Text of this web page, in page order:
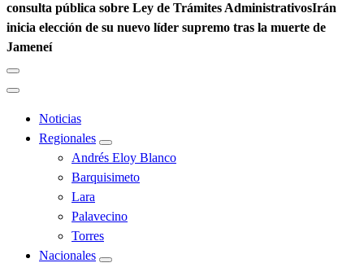
consulta pública sobre Ley de Trámites AdministrativosIrán
inicia elección de su nuevo líder supremo tras la muerte de
Jameneí
Noticias
Regionales
Andrés Eloy Blanco
Barquisimeto
Lara
Palavecino
Torres
Nacionales